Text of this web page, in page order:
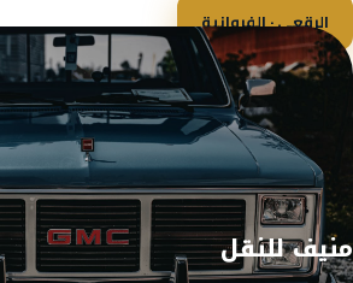
الرقعي · الفروانية
منيف للنقل